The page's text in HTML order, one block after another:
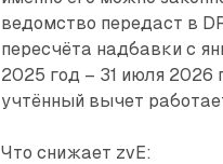
ведомство передаст в
пересчёта надбавки с
2025 год – 31 июля 2026
учтённый вычет
Что снижает zvE: